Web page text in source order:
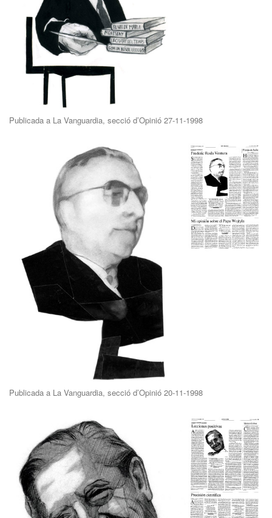
Publicada a La Vanguardia, secció d’Opinió 27-11-1998
Publicada a La Vanguardia, secció d’Opinió 20-11-1998